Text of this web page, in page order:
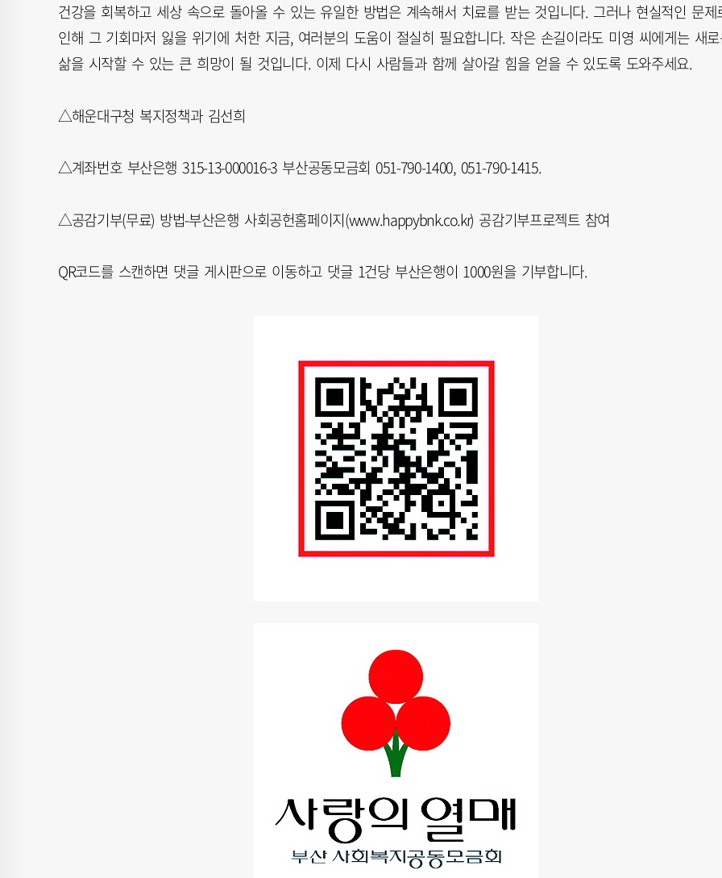
건강을 회복하고 세상 속으로 돌아올 수 있는 유일한 방법은 계속해서 치료를 받는 것입니다. 그러나 현실적인 문제
인해 그 기회마저 잃을 위기에 처한 지금, 여러분의 도움이 절실히 필요합니다. 작은 손길이라도 미영 씨에게는 새
삶을 시작할 수 있는 큰 희망이 될 것입니다. 이제 다시 사람들과 함께 살아갈 힘을 얻을 수 있도록 도와주세요.
△해운대구청 복지정책과 김선희
△계좌번호 부산은행 315-13-000016-3 부산공동모금회 051-790-1400, 051-790-1415.
△공감기부(무료) 방법-부산은행 사회공헌홈페이지(www.happybnk.co.kr) 공감기부프로젝트 참여
QR코드를 스캔하면 댓글 게시판으로 이동하고 댓글 1건당 부산은행이 1000원을 기부합니다.